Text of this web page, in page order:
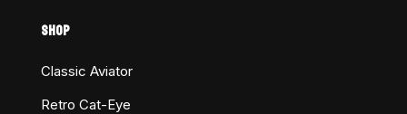
SHOP
Classic Aviator
Retro Cat-Eye